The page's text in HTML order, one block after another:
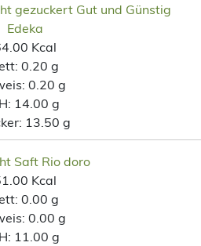
gezuckert Gut und Günstig
Edeka
Kcal
0.20 g
0.20 g
14.00 g
13.50 g
Saft Rio doro
Kcal
0.00 g
0.00 g
11.00 g